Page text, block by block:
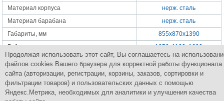
Материал корпуса
нерж. сталь
Материал барабана
нерж. сталь
Габариты, мм
855x870x1390
Габариты в упаковке, мм
1050x1100x1600
Масса нетто, кг
270
Масса брутто, кг
337
Продолжая использовать этот сайт, Вы соглашаетесь на
файлов cookies Вашего браузера для корректной работы функционала
сайта (авторизации, регистрации, корзины, заказов, сортировки и
фильтрации товаров) и пользовательских данных с помощью
Яндекс.Метрика, необходимых для аналитики и улучшения качества